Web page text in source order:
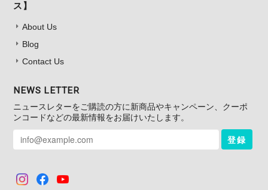
ス】
About Us
Blog
Contact Us
NEWS LETTER
ニュースレターをご購読の方に新商品やキャンペーン、クーポ
ンコードなどの最新情報をお届けいたします。
登録